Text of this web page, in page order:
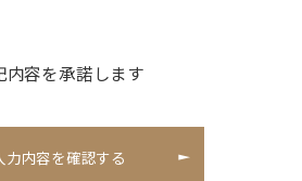
絡および対応業務
内容を承諾します